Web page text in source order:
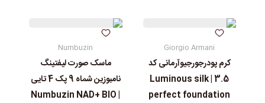
Giorgio Armani
کرم پودرجورجیوآرمانی کد
3.5 | Luminous silk
perfect foundation
Numbuzin
ماسک صورت لیفتینگ
نامبوزین شماه 9 پک 4 تایی
| Numbuzin NAD+ BIO